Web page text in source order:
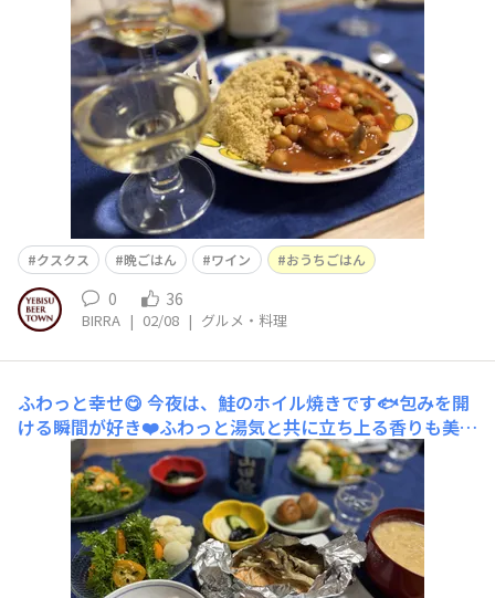
クスクス 晩ごはん ワイン おうちごはん
0 36
BIRRA | 02/08 | グルメ・料理
ふわっと幸せ😋 今夜は、鮭のホイル焼きです🐟包みを開
ける瞬間が好き❤️ふわっと湯気と共に立ち上る香りも美味
しいものです😋